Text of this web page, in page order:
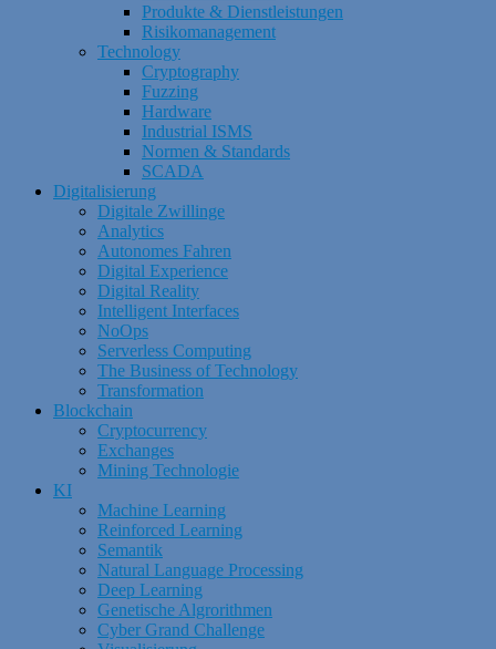
Produkte & Dienstleistungen
Risikomanagement
Technology
Cryptography
Fuzzing
Hardware
Industrial ISMS
Normen & Standards
SCADA
Digitalisierung
Digitale Zwillinge
Analytics
Autonomes Fahren
Digital Experience
Digital Reality
Intelligent Interfaces
NoOps
Serverless Computing
The Business of Technology
Transformation
Blockchain
Cryptocurrency
Exchanges
Mining Technologie
KI
Machine Learning
Reinforced Learning
Semantik
Natural Language Processing
Deep Learning
Genetische Algrorithmen
Cyber Grand Challenge